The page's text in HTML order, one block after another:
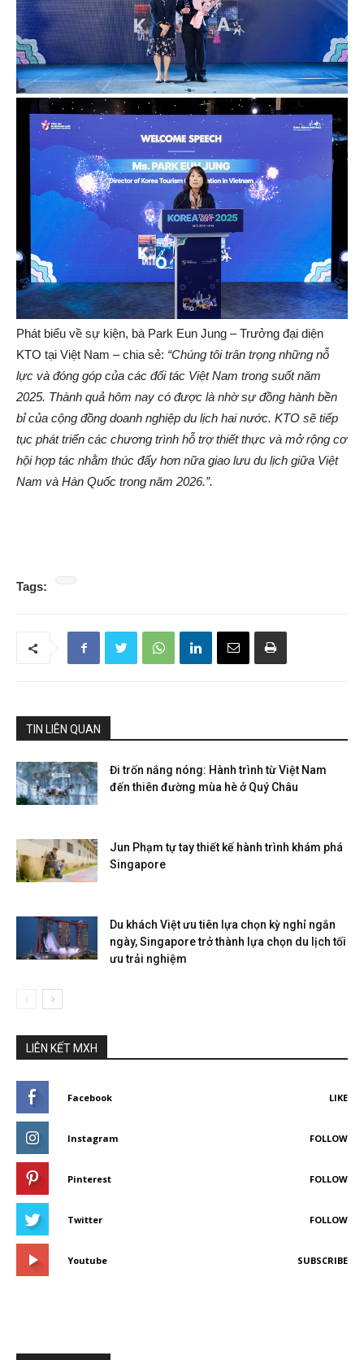
Phát biểu về sự kiện, bà Park Eun Jung – Trưởng đại diện
KTO tại Việt Nam – chia sẻ: “Chúng tôi trân trọng những nỗ
lực và đóng góp của các đối tác Việt Nam trong suốt năm
2025. Thành quả hôm nay có được là nhờ sự đồng hành bền
bỉ của cộng đồng doanh nghiệp du lịch hai nước. KTO sẽ tiếp
tục phát triển các chương trình hỗ trợ thiết thực và mở rộng cơ
hội hợp tác nhằm thúc đẩy hơn nữa giao lưu du lịch giữa Việt
Nam và Hàn Quốc trong năm 2026.”.
Tags:
TIN LIÊN QUAN
Đi trốn nắng nóng: Hành trình từ Việt Nam
đến thiên đường mùa hè ở Quý Châu
Jun Phạm tự tay thiết kế hành trình khám phá
Singapore
Du khách Việt ưu tiên lựa chọn kỳ nghỉ ngắn
ngày, Singapore trở thành lựa chọn du lịch tối
ưu trải nghiệm
LIÊN KẾT MXH
Facebook LIKE
Instagram FOLLOW
Pinterest FOLLOW
Twitter FOLLOW
Youtube SUBSCRIBE